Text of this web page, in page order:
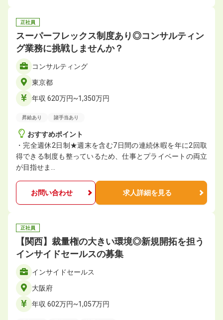
正社員
スーパーフレックス制度あり◎コンサルティン
グ業務に挑戦しませんか？
コンサルティング
東京都
年収 620万円~1,350万円
昇給あり 諸手当あり
おすすめポイント
・完全週休2日制★週末を含む7日間の連続休暇を年に2回取
得できる制度も整っているため、仕事とプライベートの両立
が目指せま…
お問い合わせ 求人詳細を見る
正社員
【関西】裁量権の大きい環境◎新規開拓を担う
インサイドセールスの募集
インサイドセールス
大阪府
年収 602万円~1,057万円